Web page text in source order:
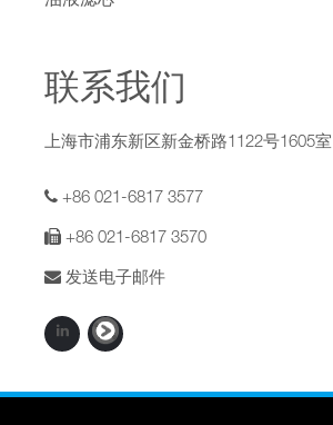
联系我们
上海市浦东新区新金桥路1122号1605室
+86 021-6817 3577
+86 021-6817 3570
发送电子邮件